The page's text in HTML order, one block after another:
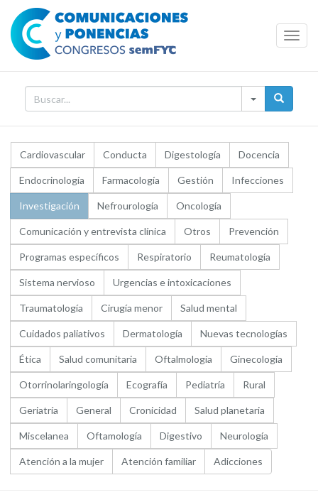
Cardiovascular Conducta Digestología Docencia
Endocrinología Farmacología Gestión Infecciones
Investigación Nefrourología Oncología
Comunicación y entrevista clínica Otros Prevención
Programas específicos Respiratorio Reumatología
Sistema nervioso Urgencias e intoxicaciones
Traumatología Cirugía menor Salud mental
Cuidados paliativos Dermatología Nuevas tecnologías
Ética Salud comunitaria Oftalmología Ginecología
Otorrinolaringología Ecografía Pediatría Rural
Geriatría General Cronicidad Salud planetaria
Miscelanea Oftamología Digestivo Neurología
Atención a la mujer Atención familiar Adicciones